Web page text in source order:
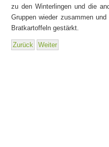
zu den Winterlingen und die
Gruppen wieder zusammen
Bratkartoffeln gestärkt.
Zurück Weiter